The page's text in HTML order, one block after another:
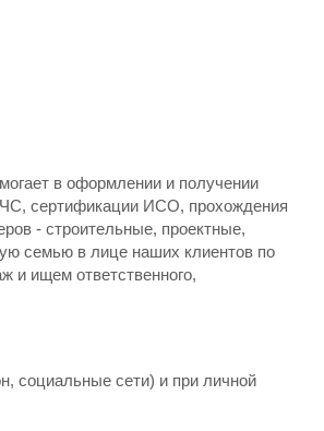
в оформлении и получении
сертификации ИСО, прохождения
- строительные, проектные,
семью в лице наших клиентов по
и ищем ответственного,
социальные сети) и при личной